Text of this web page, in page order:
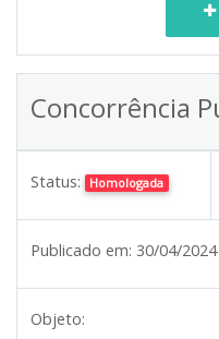
Concorrência
Status: Homologada
Publicado em: 30/04/2024
Objeto: